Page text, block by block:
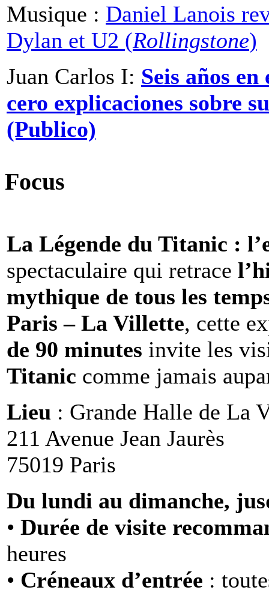
Musique : Daniel Lanois
Dylan et U2 (Rollingstone)
Juan Carlos I: Seis años
cero explicaciones sobre
(Publico)
Focus
La Légende du Titanic :
spectaculaire qui retrace
mythique de tous les
Paris – La Villette, cette
de 90 minutes invite les
Titanic comme jamais
Lieu : Grande Halle de La
211 Avenue Jean Jaurès
75019 Paris
Du lundi au dimanche,
• Durée de visite
heures
• Créneaux d’entrée :